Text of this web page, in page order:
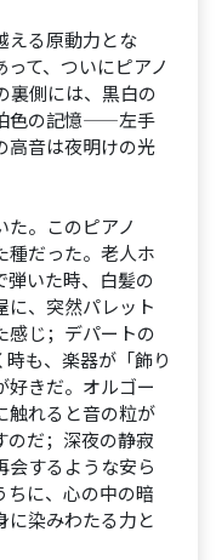
える原動力とな
て、ついにピアノ
裏側には、黒白の
色の記憶——左手
高音は夜明けの光
。このピアノ
種だった。老人ホ
弾いた時、白髪の
に、突然パレット
感じ；デパートの
も、楽器が「飾り
好きだ。オルゴー
触れると音の粒が
のだ；深夜の静寂
会するような安ら
ちに、心の中の暗
に染みわたる力と